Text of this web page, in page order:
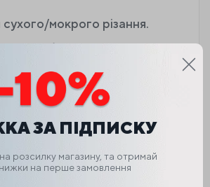
сухого/мокрого різання.
з турбо-алмазного сегмента висо
та високоміцної сталі з конструкцією з
розсіювання тепла, видалення
шум,
їх у сухому/мокрому ст
X Turbo Teeth
ЗА ПІДПИСКУ
розсилку магазину, та отримай
на перше замовлення